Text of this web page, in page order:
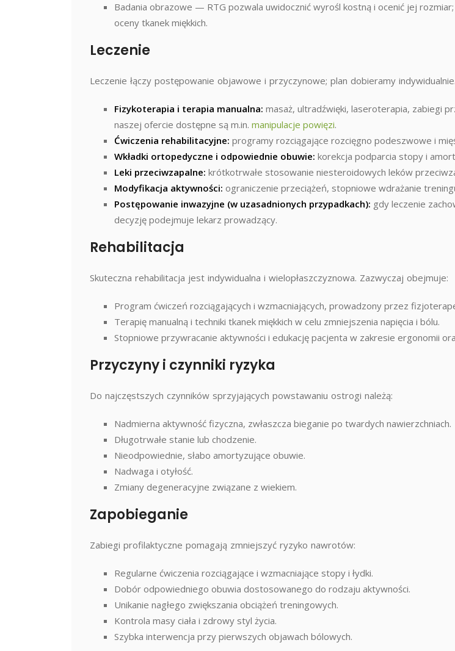
Badania obrazowe — RTG pozwala uwidocznić wyrośl kostną i ocenić jej
oceny tkanek miękkich.
Leczenie
Leczenie łączy postępowanie objawowe i przyczynowe; plan dobieramy
Fizykoterapia i terapia manualna: masaż, ultradźwięki, laseroterapia, zabiegi
naszej ofercie dostępne są m.in. manipulacje powięzi.
Ćwiczenia rehabilitacyjne: programy rozciągające rozcięgno podeszwowe i
Wkładki ortopedyczne i odpowiednie obuwie: korekcja podparcia stopy i
Leki przeciwzapalne: krótkotrwałe stosowanie niesteroidowych leków
Modyfikacja aktywności: ograniczenie przeciążeń, stopniowe wdrażanie
Postępowanie inwazyjne (w uzasadnionych przypadkach): gdy leczenie
decyzję podejmuje lekarz prowadzący.
Rehabilitacja
Skuteczna rehabilitacja jest indywidualna i wielopłaszczyznowa. Zazwyczaj obejmuje:
Program ćwiczeń rozciągających i wzmacniających, prowadzony przez
Terapię manualną i techniki tkanek miękkich w celu zmniejszenia napięcia i bólu.
Stopniowe przywracanie aktywności i edukację pacjenta w zakresie ergonomii
Przyczyny i czynniki ryzyka
Do najczęstszych czynników sprzyjających powstawaniu ostrogi należą:
Nadmierna aktywność fizyczna, zwłaszcza bieganie po twardych nawierzchniach.
Długotrwałe stanie lub chodzenie.
Nieodpowiednie, słabo amortyzujące obuwie.
Nadwaga i otyłość.
Zmiany degeneracyjne związane z wiekiem.
Zapobieganie
Zabiegi profilaktyczne pomagają zmniejszyć ryzyko nawrotów:
Regularne ćwiczenia rozciągające i wzmacniające stopy i łydki.
Dobór odpowiedniego obuwia dostosowanego do rodzaju aktywności.
Unikanie nagłego zwiększania obciążeń treningowych.
Kontrola masy ciała i zdrowy styl życia.
Szybka interwencja przy pierwszych objawach bólowych.